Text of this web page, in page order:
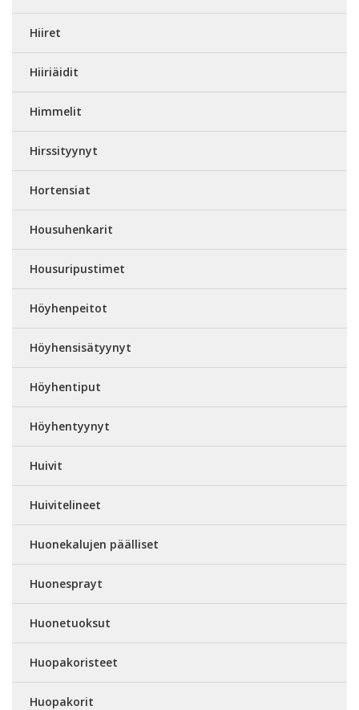
Hiiret
Hiiriäidit
Himmelit
Hirssityynyt
Hortensiat
Housuhenkarit
Housuripustimet
Höyhenpeitot
Höyhensisätyynyt
Höyhentiput
Höyhentyynyt
Huivit
Huivitelineet
Huonekalujen päälliset
Huonesprayt
Huonetuoksut
Huopakoristeet
Huopakorit